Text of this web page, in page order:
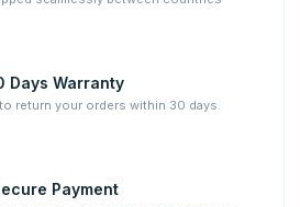
Days Warranty
return your orders within 30 days.
Payment